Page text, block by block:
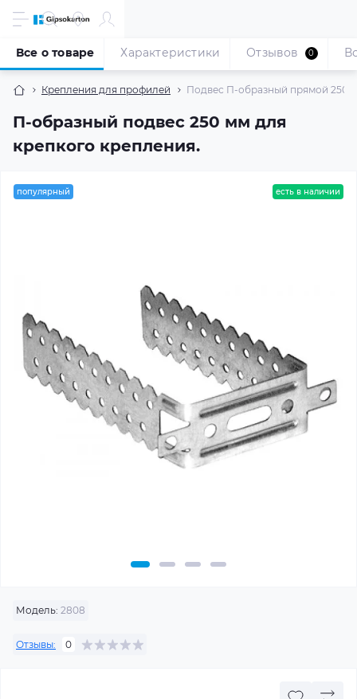
Крепления для профилей Подвес П-образный прямой 250
П-образный подвес 250 мм для
крепкого крепления.
Все о товаре Характеристики Отзывов 0
популярный есть в наличии
Модель: 2808
Отзывы: 0